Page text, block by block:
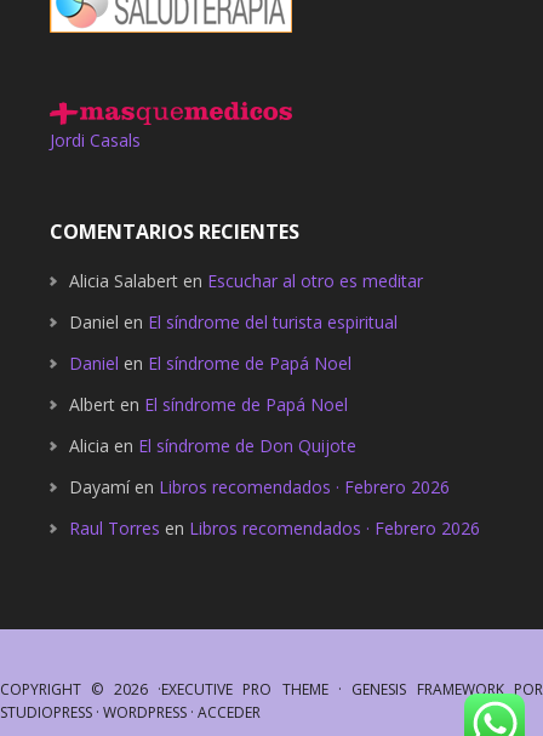
Jordi Casals
COMENTARIOS RECIENTES
Alicia Salaberten Escuchar al otro es meditar
Daniel en El síndrome del turista espiritual
Daniel en El síndrome de Papá Noel
Alberten El síndrome de Papá Noel
Alicia en El síndrome de Don Quijote
Dayamíen Libros recomendados · Febrero 2026
Raul Torres en Libros recomendados · Febrero 2026
COPYRIGHT © 2026 ·EXECUTIVE PRO THEME· GENESIS FRAMEWORKPOR
STUDIOPRESS · WORDPRESS · ACCEDER